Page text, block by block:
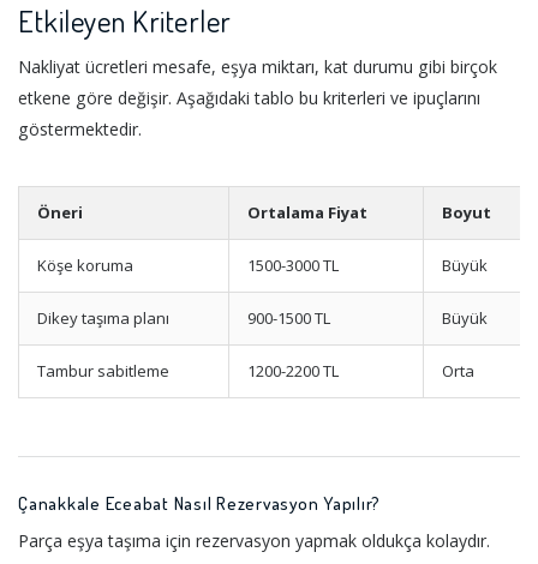
Etkileyen Kriterler
Nakliyat ücretleri mesafe, eşya miktarı, kat durumu gibi birçok
etkene göre değişir. Aşağıdaki tablo bu kriterleri ve ipuçlarını
göstermektedir.
Öneri Ortalama Fiyat Boyut
Köşe koruma 1500-3000 TL Büyük
Dikey taşıma planı 900-1500 TL Büyük
Tambur sabitleme 1200-2200 TL Orta
Çanakkale Eceabat Nasıl Rezervasyon Yapılır?
Parça eşya taşıma için rezervasyon yapmak oldukça kolaydır.